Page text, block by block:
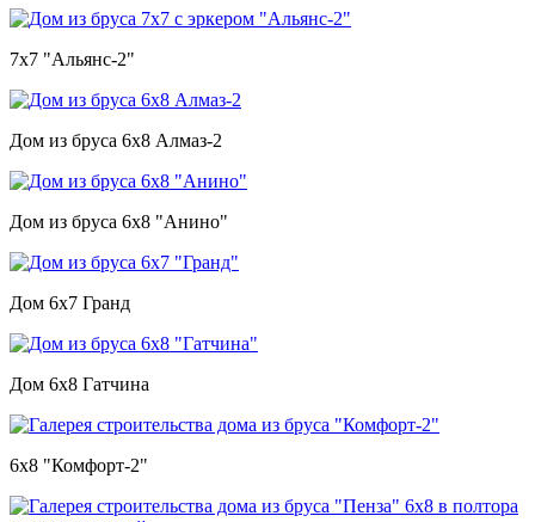
7х7 "Альянс-2"
Дом из бруса 6х8 Алмаз-2
Дом из бруса 6х8 "Анино"
Дом 6х7 Гранд
Дом 6х8 Гатчина
6х8 "Комфорт-2"